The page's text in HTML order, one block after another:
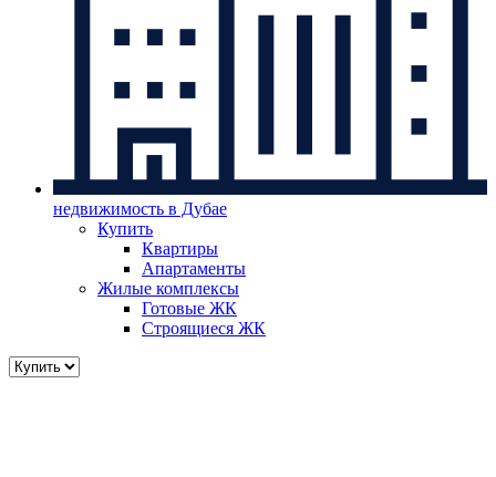
недвижимость в Дубае
Купить
Квартиры
Апартаменты
Жилые комплексы
Готовые ЖК
Строящиеся ЖК